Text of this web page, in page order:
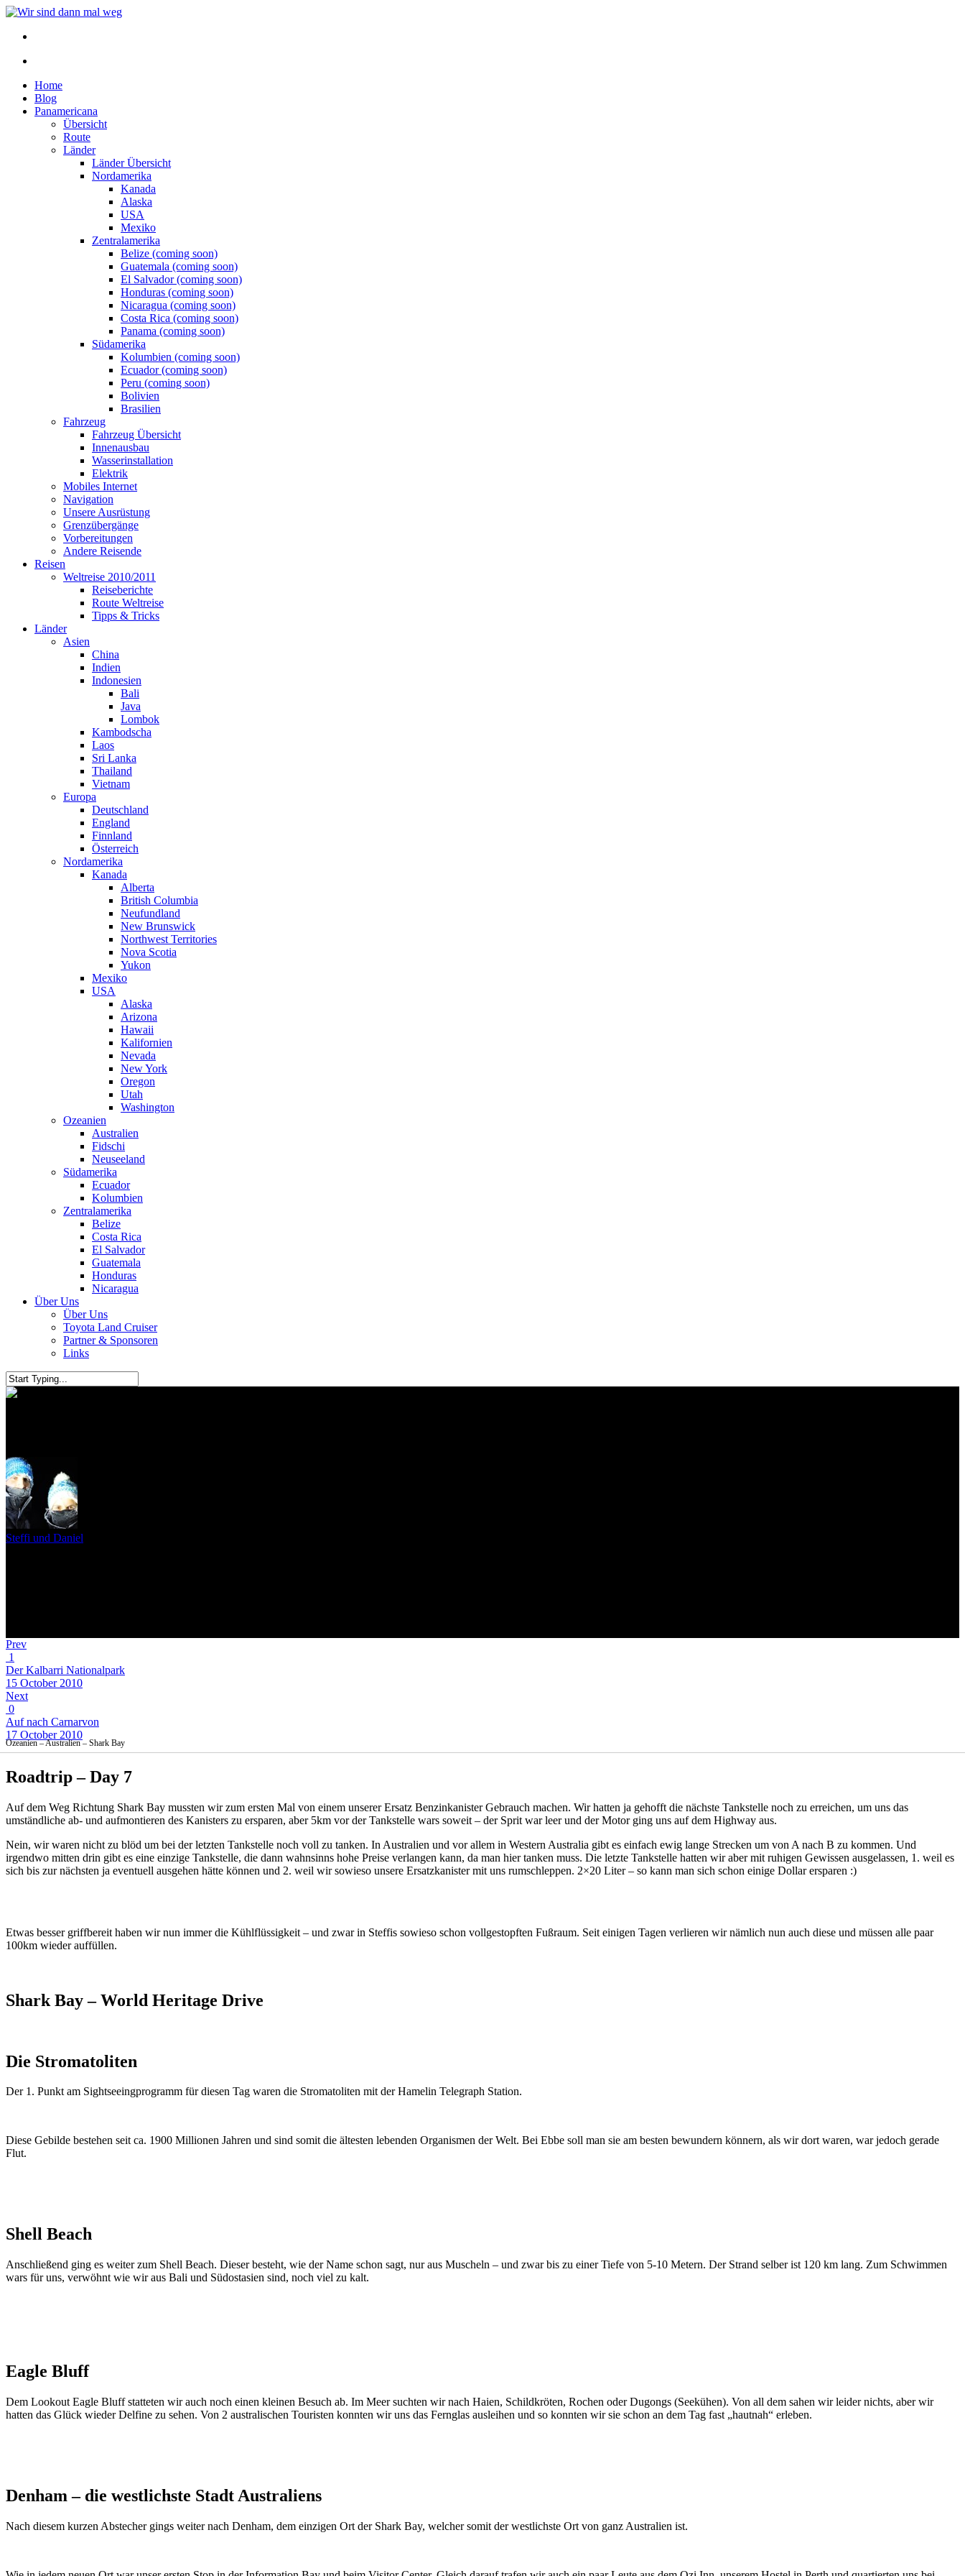
Home
Blog
Panamericana
Übersicht
Route
Länder
Länder Übersicht
Nordamerika
Kanada
Alaska
USA
Mexiko
Zentralamerika
Belize (coming soon)
Guatemala (coming soon)
El Salvador (coming soon)
Honduras (coming soon)
Nicaragua (coming soon)
Costa Rica (coming soon)
Panama (coming soon)
Südamerika
Kolumbien (coming soon)
Ecuador (coming soon)
Peru (coming soon)
Bolivien
Brasilien
Fahrzeug
Fahrzeug Übersicht
Innenausbau
Wasserinstallation
Elektrik
Mobiles Internet
Navigation
Unsere Ausrüstung
Grenzübergänge
Vorbereitungen
Andere Reisende
Reisen
Weltreise 2010/2011
Reiseberichte
Route Weltreise
Tipps & Tricks
Länder
Asien
China
Indien
Indonesien
Bali
Java
Lombok
Kambodscha
Laos
Sri Lanka
Thailand
Vietnam
Europa
Deutschland
England
Finnland
Österreich
Nordamerika
Kanada
Alberta
British Columbia
Neufundland
New Brunswick
Northwest Territories
Nova Scotia
Yukon
Mexiko
USA
Alaska
Arizona
Hawaii
Kalifornien
Nevada
New York
Oregon
Utah
Washington
Ozeanien
Australien
Fidschi
Neuseeland
Südamerika
Ecuador
Kolumbien
Zentralamerika
Belize
Costa Rica
El Salvador
Guatemala
Honduras
Nicaragua
Über Uns
Über Uns
Toyota Land Cruiser
Partner & Sponsoren
Links
Steffi und Daniel
Prev
1
Der Kalbarri Nationalpark
15 October 2010
Next
0
Auf nach Carnarvon
17 October 2010
Ozeanien – Australien – Shark Bay
Roadtrip – Day 7
Auf dem Weg Richtung Shark Bay mussten wir zum ersten Mal von einem unserer Ersatz Benzinkanister Gebrauch machen. Wir hatten ja gehofft die nächste Tankstelle noch zu erreichen, um uns das
umständliche ab- und aufmontieren des Kanisters zu ersparen, aber 5km vor der Tankstelle wars soweit – der Sprit war leer und der Motor ging uns auf dem Highway aus.
Nein, wir waren nicht zu blöd um bei der letzten Tankstelle noch voll zu tanken. In Australien und vor allem in Western Australia gibt es einfach ewig lange Strecken um von A nach B zu kommen. Und
irgendwo mitten drin gibt es eine einzige Tankstelle, die dann wahnsinns hohe Preise verlangen kann, da man hier tanken muss. Die letzte Tankstelle hatten wir aber mit ruhigen Gewissen ausgelassen, 1. weil es
sich bis zur nächsten ja eventuell ausgehen hätte können und 2. weil wir sowieso unsere Ersatzkanister mit uns rumschleppen. 2×20 Liter – so kann man sich schon einige Dollar ersparen :)
Etwas besser griffbereit haben wir nun immer die Kühlflüssigkeit – und zwar in Steffis sowieso schon vollgestopften Fußraum. Seit einigen Tagen verlieren wir nämlich nun auch diese und müssen alle paar
100km wieder auffüllen.
Shark Bay – World Heritage Drive
Die Stromatoliten
Der 1. Punkt am Sightseeingprogramm für diesen Tag waren die Stromatoliten mit der Hamelin Telegraph Station.
Diese Gebilde bestehen seit ca. 1900 Millionen Jahren und sind somit die ältesten lebenden Organismen der Welt. Bei Ebbe soll man sie am besten bewundern könnern, als wir dort waren, war jedoch gerade
Flut.
Shell Beach
Anschließend ging es weiter zum Shell Beach. Dieser besteht, wie der Name schon sagt, nur aus Muscheln – und zwar bis zu einer Tiefe von 5-10 Metern. Der Strand selber ist 120 km lang. Zum Schwimmen
wars für uns, verwöhnt wie wir aus Bali und Südostasien sind, noch viel zu kalt.
Eagle Bluff
Dem Lookout Eagle Bluff statteten wir auch noch einen kleinen Besuch ab. Im Meer suchten wir nach Haien, Schildkröten, Rochen oder Dugongs (Seekühen). Von all dem sahen wir leider nichts, aber wir
hatten das Glück wieder Delfine zu sehen. Von 2 australischen Touristen konnten wir uns das Fernglas ausleihen und so konnten wir sie schon an dem Tag fast „hautnah“ erleben.
Denham – die westlichste Stadt Australiens
Nach diesem kurzen Abstecher gings weiter nach Denham, dem einzigen Ort der Shark Bay, welcher somit der westlichste Ort von ganz Australien ist.